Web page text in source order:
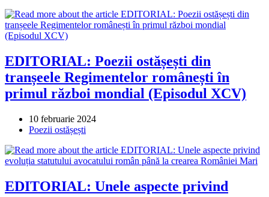
EDITORIAL: Poezii ostășești din
tranșeele Regimentelor românești în
primul război mondial (Episodul XCV)
Post
published:
10 februarie 2024
Post
Poezii ostășești
EDITORIAL: Unele aspecte privind